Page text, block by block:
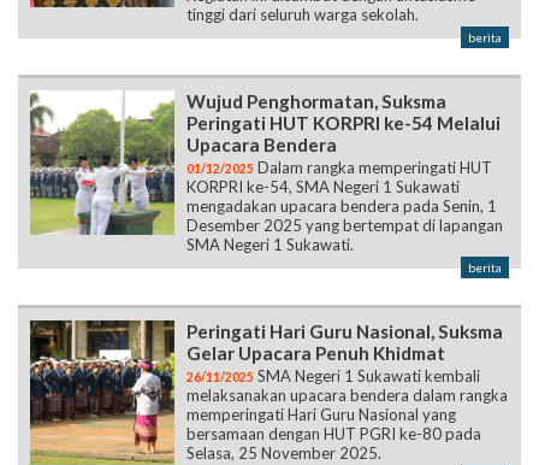
tinggi dari seluruh warga sekolah.
berita
Wujud Penghormatan, Suksma
Peringati HUT KORPRI ke-54 Melalui
Upacara Bendera
01/12/2025 Dalam rangka memperingati HUT
KORPRI ke-54, SMA Negeri 1 Sukawati
mengadakan upacara bendera pada Senin, 1
Desember 2025 yang bertempat di lapangan
SMA Negeri 1 Sukawati.
berita
Peringati Hari Guru Nasional, Suksma
Gelar Upacara Penuh Khidmat
26/11/2025 SMA Negeri 1 Sukawati kembali
melaksanakan upacara bendera dalam rangka
memperingati Hari Guru Nasional yang
bersamaan dengan HUT PGRI ke-80 pada
Selasa, 25 November 2025.